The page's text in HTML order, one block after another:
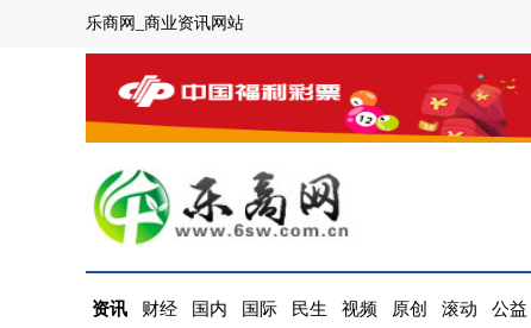
乐商网_商业资讯网站
资讯 财经 国内 国际 民生 视频 原创 滚动
公益